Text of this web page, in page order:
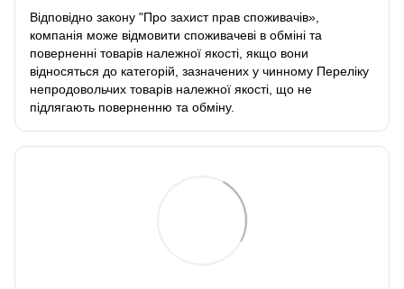
Відповідно закону "Про захист прав споживачів»
компанія може відмовити споживачеві в обміні та
поверненні товарів належної якості, якщо вони
відносяться до категорій, зазначених у чинному Переліку
непродовольчих товарів належної якості, що не
підлягають поверненню та обміну.